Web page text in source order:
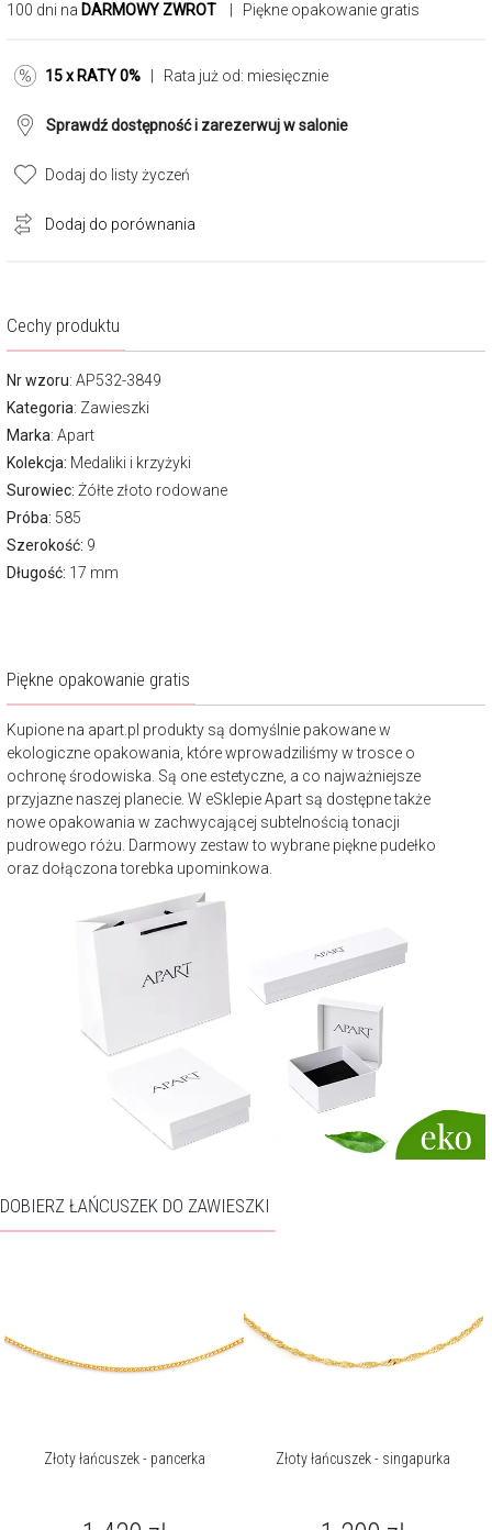
100 dni na DARMOWY ZWROT | Piękne opakowanie gratis
15 x RATY 0% | Rata już od: miesięcznie
Sprawdź dostępność i zarezerwuj w salonie
Dodaj do listy życzeń
Dodaj do porównania
Cechy produktu
Nr wzoru: AP532-3849
Kategoria: Zawieszki
Marka: Apart
Kolekcja: Medaliki i krzyżyki
Surowiec: Żółte złoto rodowane
Próba: 585
Szerokość: 9
Długość: 17 mm
Piękne opakowanie gratis
Kupione na apart.pl produkty są domyślnie pakowane w
ekologiczne opakowania, które wprowadziliśmy w trosce o
ochronę środowiska. Są one estetyczne, a co najważniejsze
przyjazne naszej planecie. W eSklepie Apart są dostępne także
nowe opakowania w zachwycającej subtelnością tonacji
pudrowego różu. Darmowy zestaw to wybrane piękne pudełko
oraz dołączona torebka upominkowa.
DOBIERZ ŁAŃCUSZEK DO ZAWIESZKI
Złoty łańcuszek - pancerka Złoty łańcuszek - singapurka